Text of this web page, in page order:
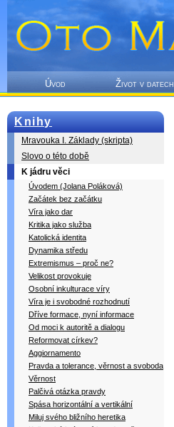
Úvod Život v datech
Knihy
Mravouka I. Základy (skripta)
Slovo o této době
K jádru věci
Úvodem (Jolana Poláková)
Začátek bez začátku
Víra jako dar
Kritika jako služba
Katolická identita
Dynamika středu
Extremismus – proč ne?
Velikost provokuje
Osobní inkulturace víry
Víra je i svobodné rozhodnutí
Dříve formace, nyní informace
Od moci k autoritě a dialogu
Reformovat církev?
Aggiornamento
Pravda a tolerance, věrnost a svoboda
Věrnost
Palčivá otázka pravdy
Spása horizontální a vertikální
Miluj svého bližního heretika